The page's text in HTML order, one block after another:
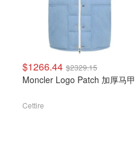
$1266.44 $2329.15
Moncler Logo Patch 加厚马甲
Cettire